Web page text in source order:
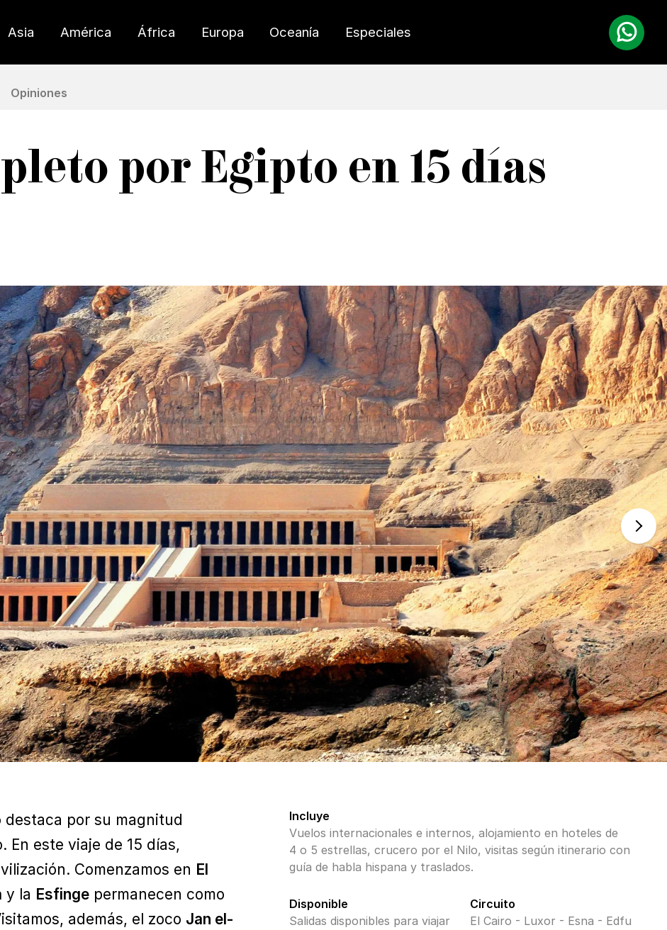
Asia América África Europa Oceanía Especiales
Opiniones
por Egipto en 15 días
destaca por su magnitud
este viaje de 15 días,
Comenzamos en El
y la Esfinge permanecen como
además, el zoco Jan el-
Incluye
Vuelos internacionales e internos, alojamiento en hoteles de
4 o 5 estrellas, crucero por el Nilo, visitas según itinerario con
guía de habla hispana y traslados.
Disponible
Salidas disponibles para viajar
Circuito
El Cairo - Luxor - Esna - Edfu